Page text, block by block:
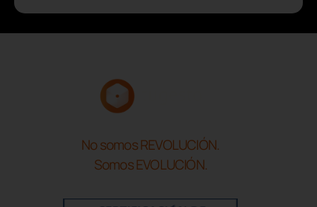
No somos REVOLUCIÓN.
Somos EVOLUCIÓN.